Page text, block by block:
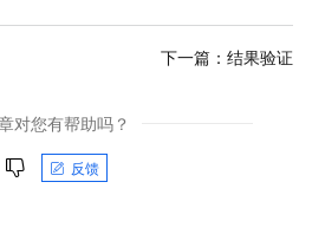
下一篇： 结果验证
对您有帮助吗？
反馈